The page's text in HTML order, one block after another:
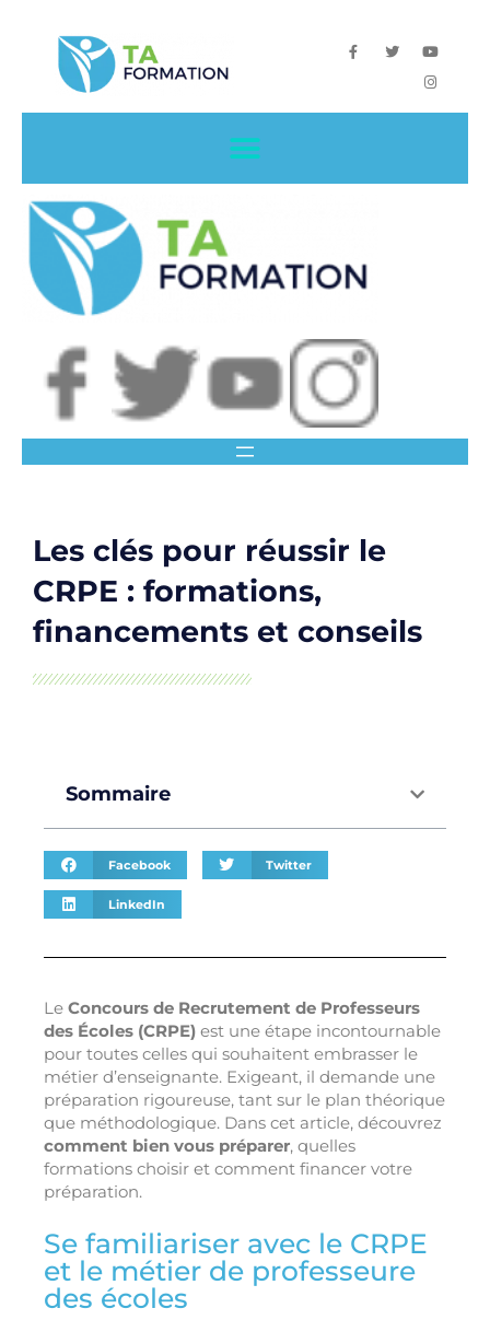
Les clés pour réussir le
CRPE : formations,
financements et conseils
Sommaire
Facebook Twitter
LinkedIn
Le Concours de Recrutement de Professeurs
des Écoles (CRPE) est une étape incontournable
pour toutes celles qui souhaitent embrasser le
métier d’enseignante. Exigeant, il demande une
préparation rigoureuse, tant sur le plan théorique
que méthodologique. Dans cet article, découvrez
comment bien vous préparer, quelles
formations choisir et comment financer votre
préparation.
Se familiariser avec le CRPE
et le métier de professeure
des écoles